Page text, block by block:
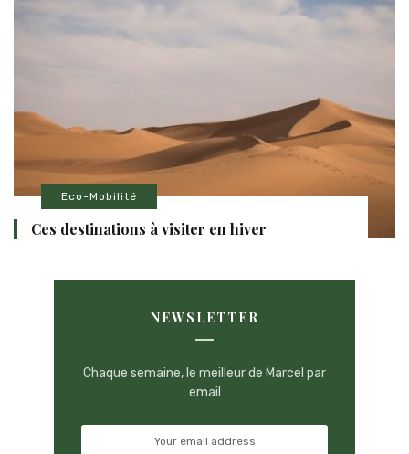
Eco-Mobilité
Ces destinations à visiter en hiver
NEWSLETTER
Chaque semaine, le meilleur de Marcel par
email